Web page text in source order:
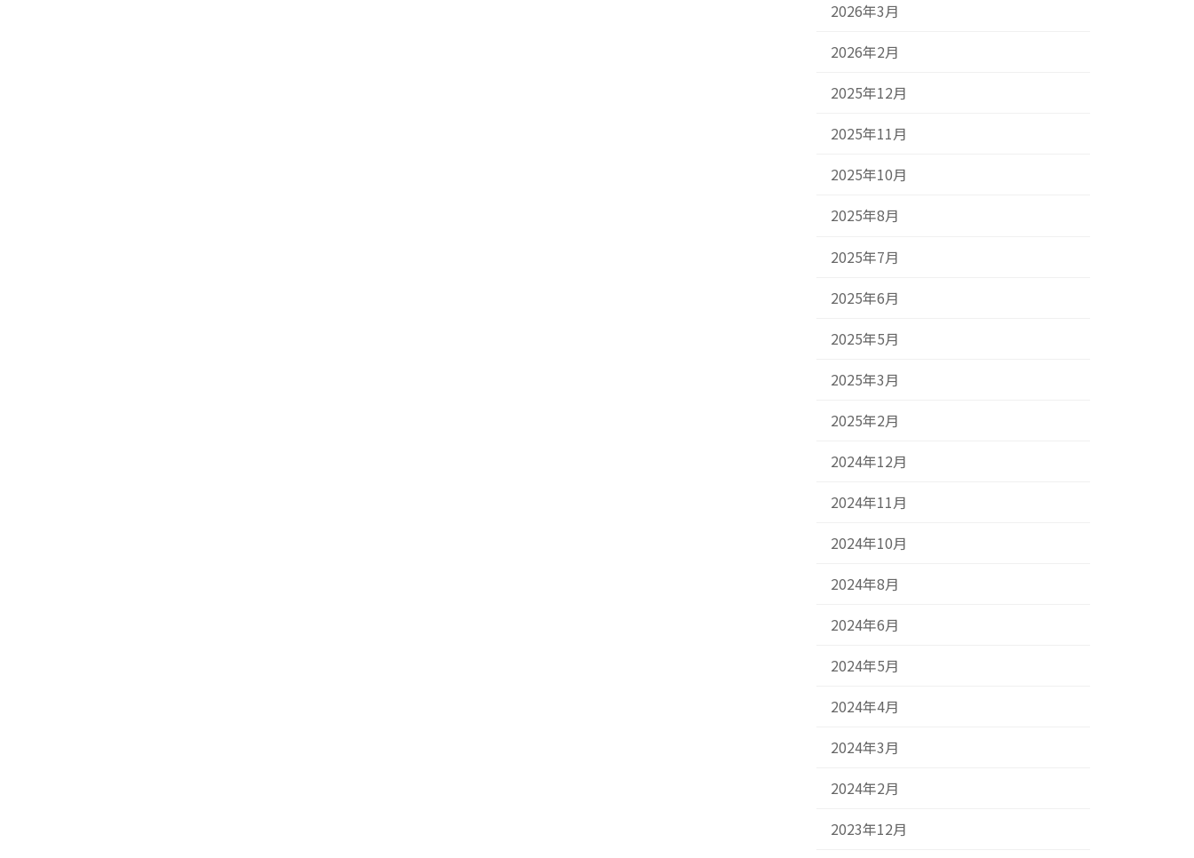
2026年3月
2026年2月
2025年12月
2025年11月
2025年10月
2025年8月
2025年7月
2025年6月
2025年5月
2025年3月
2025年2月
2024年12月
2024年11月
2024年10月
2024年8月
2024年6月
2024年5月
2024年4月
2024年3月
2024年2月
2023年12月